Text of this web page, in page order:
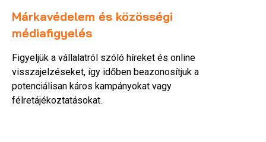
Márkavédelem és közösségi
médiafigyelés
Figyeljük a vállalatról szóló híreket és online
visszajelzéseket, így időben beazonosítjuk a
potenciálisan káros kampányokat vagy
félretájékoztatásokat.